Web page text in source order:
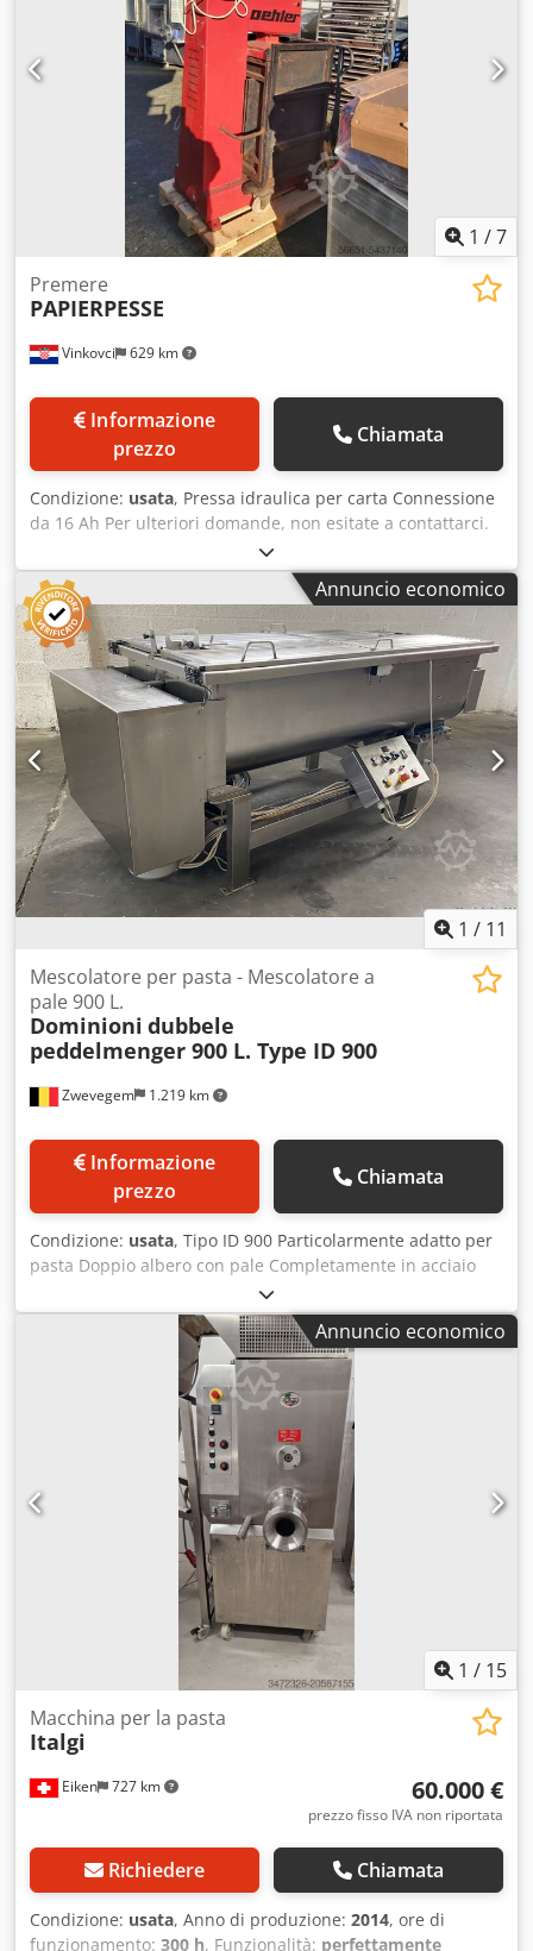
1 /7
Vinkovci 629 km
Premere
PAPIERPESSE
prezzo
Chiamata
Condizione: usata, Pressa idraulica per carta Connessione
da 16 Ah Per ulteriori domande, non esitate a contattarci.
Grazie in anticipo, contattateci per qualsiasi necessità. La
macchina è stata pulita e controllata e testata. Cjdpfx
Afegg S Ayspeha Può essere messa in funzione
immediatamente. L'impianto si trova in Croazia, a Vinkovci.
Annuncio economico
1 / 11
Zwevegem 1.219 km
Mescolatore per pasta - Mescolatore a
pale 900 L.
Dominioni dubbele
peddelmenger 900 L. Type ID 900
prezzo
Chiamata
Condizione: usata, Tipo ID 900 Particolarmente adatto per
pasta Doppio albero con pale Completamente in acciaio
inox Velocità regolabile senza gradini Chsdpfxsy H Db Ej
Afpja 2 motori: 2 x 4 kW Coperchio di sicurezza Dimensioni
(L x P x A): ca. 2.550 x 1.000 x 1.300 mmAnnuncio economico
1 / 15
Eiken 727 km
Macchina per la pasta
Italgi
60.000 €
prezzo fisso IVA non riportata
Richiedere Chiamata
Condizione: usata, Anno di produzione: 2014, ore di
funzionamento: 300 h, Funzionalità: perfettamente